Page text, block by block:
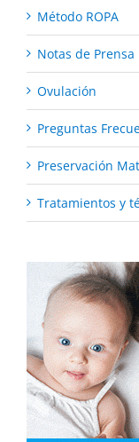
Método ROPA
Notas de Prensa
Ovulación
Preguntas
Preservación
Tratamientos y